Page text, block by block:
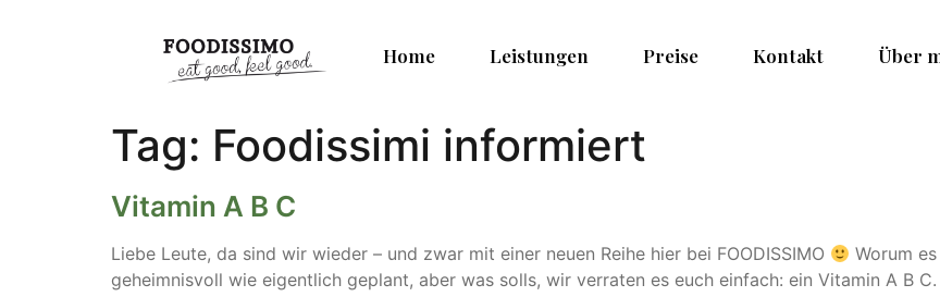
Home Leistungen Preise Kontakt Über
Tag: Foodissimi informiert
Vitamin A B C
Liebe Leute, da sind wir wieder – und zwar mit einer neuen Reihe hier bei FOODISSIMO
Worum
geheimnisvoll wie eigentlich geplant, aber was solls, wir verraten es euch einfach: ein Vitamin A B